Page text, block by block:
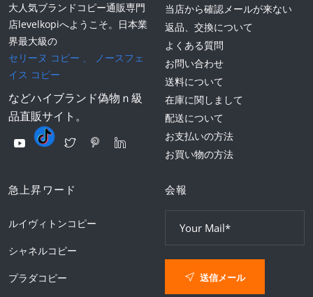
大人気ブランドコピー通販専門
店levelkopiへようこそ。日本業
界最大級の
セリーヌ コピー 、
ノースフェ
イス コピー
などハイブランド偽物ｎ級
品直販サイト。
当店から確認メールが来ない
返品、交換について
よくある質問
お問い合わせ
送料について
在庫に関しまして
配送について
お支払いの方法
お買い物の方法
急上昇ワード
ルイヴィトンコピー
シャネルコピー
プラダコピー
会報
送信メール